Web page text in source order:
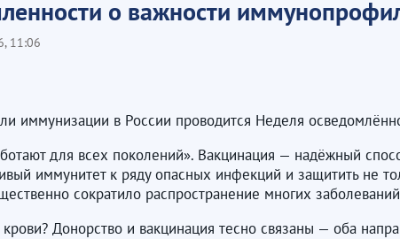
о важности
11:06
иммунизации в России проводится Неделя
для всех поколений». Вакцинация — надёжный
иммунитет к ряду опасных инфекций и защитить не
сократило распространение многих
Донорство и вакцинация тесно связаны — оба